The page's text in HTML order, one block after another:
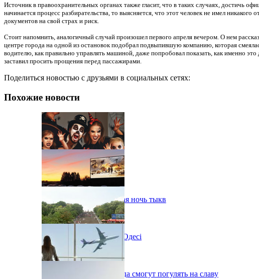
Источник в правоохранительных органах также гласит, что в таких случаях, достичь
начинается процесс разбирательства, то выясняется, что этот человек не имел
документов на свой страх и риск.
Стоит напомнить, аналогичный случай произошел первого апреля вечером. О нем
центре города на одной из остановок подобрал подвыпившую компанию, которая
водителю, как правильно управлять машиной, даже попробовал показать, как именно
заставил просить прощения перед пассажирами.
Поделиться новостью с друзьями в социальных сетях:
Похожие новости
В Одессе пройдет шестая ночь тыкв
Новий автокінотеатр в Одесі
Одесситы на День города смогут погулять на славу